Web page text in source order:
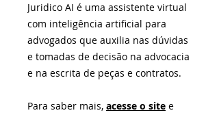
Juridico AI é uma assistente virtual
com inteligência artificial para
advogados que auxilia nas dúvidas
e tomadas de decisão na advocacia
e na escrita de peças e contratos.
Para saber mais, acesse o site e